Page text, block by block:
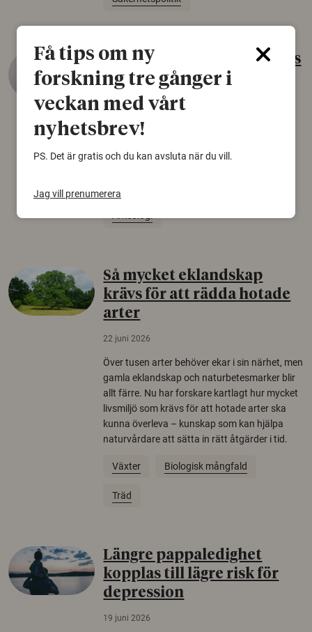
Gammalt skinn var Sveriges
äldsta sko
22 juni 2026
Det som arkeologer länge trodde var en
gammal sko. Fyndet bär spår av romerskt
Så mycket eklandskap
krävs för att rädda hotade
arter
22 juni 2026
Över tusen arter behöver ekar i sin närhet, men
gamla eklandskap och naturbetesmarker blir
allt färre. Nu har forskare kartlagt hur mycket
livsmiljö som krävs för att hotade arter ska
kunna överleva – kunskap som kan hjälpa
naturvårdare att sätta in rätt åtgärder i tid.
Växter Biologisk mångfald
Träd
Längre pappaledighet
kopplas till lägre risk för
depression
19 juni 2026
Få tips om ny
forskning tre gånger i
veckan med vårt
nyhetsbrev!
PS. Det är gratis och du kan avsluta när du vill.
Jag vill prenumerera